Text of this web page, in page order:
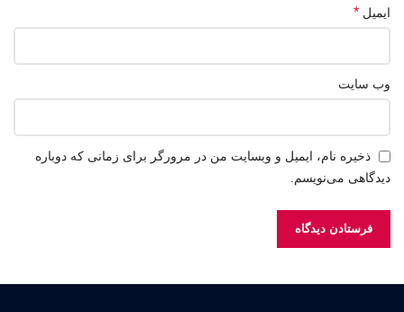
ایمیل *
وب‌ سایت
ذخیره نام، ایمیل و وبسایت من در مرورگر برای زمانی که دوباره
دیدگاهی می‌نویسم.